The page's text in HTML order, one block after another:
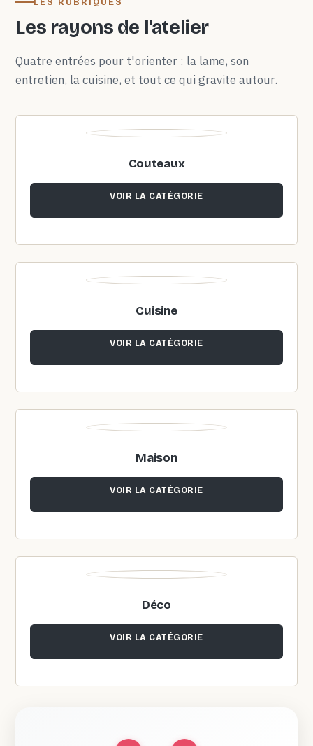
Les rayons de l'atelier
Quatre entrées pour t'orienter : la lame, son
entretien, la cuisine, et tout ce qui gravite autour.
Couteaux
VOIR LA CATÉGORIE
Cuisine
VOIR LA CATÉGORIE
Maison
VOIR LA CATÉGORIE
Déco
VOIR LA CATÉGORIE